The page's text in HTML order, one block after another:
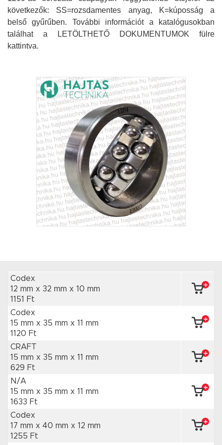
következők: SS=rozsdamentes anyag, K=kúposság a
belső gyűrűben. További információt a katalógusokban
találhat a LETÖLTHETŐ DOKUMENTUMOK fülre
kattintva.
Codex
12 mm x 32 mm x 10 mm
1151 Ft
Codex
15 mm x 35 mm x 11 mm
1120 Ft
CRAFT
15 mm x 35 mm x 11 mm
629 Ft
N/A
15 mm x 35 mm x 11 mm
1633 Ft
Codex
17 mm x 40 mm x 12 mm
1255 Ft